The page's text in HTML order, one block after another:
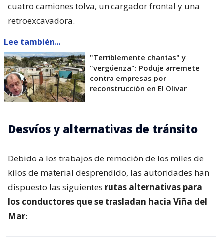
cuatro camiones tolva, un cargador frontal y una
retroexcavadora.
Lee también...
"Terriblemente chantas" y
"vergüenza": Poduje arremete
contra empresas por
reconstrucción en El Olivar
Desvíos y alternativas de tránsito
Debido a los trabajos de remoción de los miles de
kilos de material desprendido, las autoridades han
dispuesto las siguientes rutas alternativas para
los conductores que se trasladan hacia Viña del
Mar: